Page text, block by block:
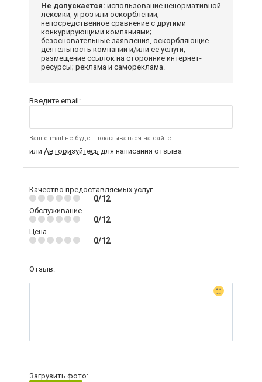
Не допускается: использование ненормативной
лексики, угроз или оскорблений;
непосредственное сравнение с другими
конкурирующими компаниями;
безосновательные заявления, оскорбляющие
деятельность компании и/или ее услуги;
размещение ссылок на сторонние интернет-
ресурсы; реклама и самореклама.
Введите email:
Ваш e-mail не будет показываться на сайте
или Авторизуйтесь для написания отзыва
Качество предоставляемых услуг
0/12
Обслуживание
0/12
Цена
0/12
Отзыв:
Загрузить фото: